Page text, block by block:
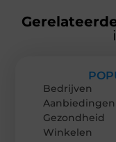
Bedrijven
Aanbiedingen
Gezondheid
Winkelen